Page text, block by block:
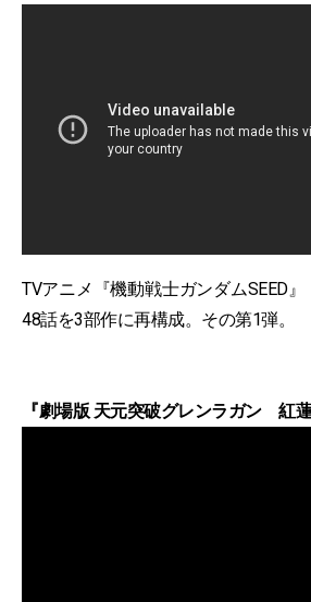
TVアニメ『機動戦士ガンダムSEED
48話を3部作に再構成。その第1弾。
『劇場版 天元突破グレンラガン 紅蓮